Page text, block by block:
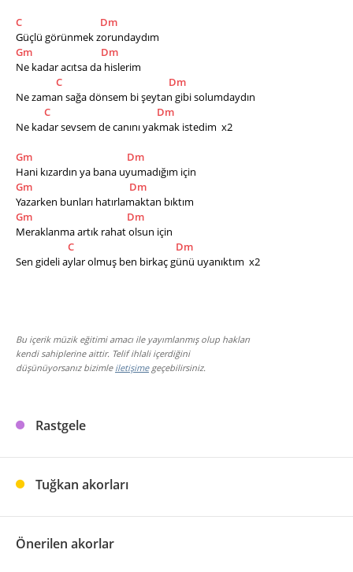
C
Dm
Güçlü görünmek zorundaydım
Gm
Dm
Ne kadar acıtsa da hislerim
C
Dm
Ne zaman sağa dönsem bi şeytan gibi solumdaydın
C
Dm
Ne kadar sevsem de canını yakmak istedim  x2
Gm
Dm
Hani kızardın ya bana uyumadığım için
Gm
Dm
Yazarken bunları hatırlamaktan bıktım
Gm
Dm
Meraklanma artık rahat olsun için
C
Dm
Sen gideli aylar olmuş ben birkaç günü uyanıktım  x2
Bu içerik müzik eğitimi amacı ile yayımlanmış olup hakları
kendi sahiplerine aittir. Telif ihlali içerdiğini
düşünüyorsanız bizimle iletişimegeçebilirsiniz.
Rastgele
Tuğkan akorları
Önerilen akorlar